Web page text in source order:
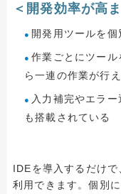
＜開発効率が高
開発用ツールを
作業ごとにツー
ら一連の作業が行え
入力補完やエラ
も搭載されている
IDEを導入するだけ
利用できます。個別